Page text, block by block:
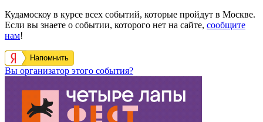
Кудамоскоу в курсе всех событий, которые пройдут в Москве.
Если вы знаете о событии, которого нет на сайте, сообщите
нам!
Напомнить
Вы организатор этого события?